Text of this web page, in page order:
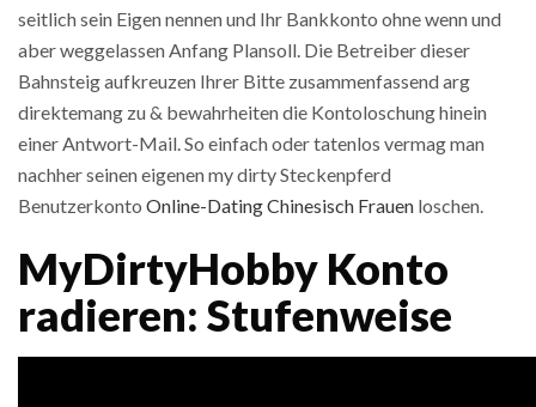
seitlich sein Eigen nennen und Ihr Bankkonto ohne wenn und
aber weggelassen Anfang Plansoll. Die Betreiber dieser
Bahnsteig aufkreuzen Ihrer Bitte zusammenfassend arg
direktemang zu & bewahrheiten die Kontoloschung hinein
einer Antwort-Mail. So einfach oder tatenlos vermag man
nachher seinen eigenen my dirty Steckenpferd
Benutzerkonto Online-Dating Chinesisch Frauen loschen.
MyDirtyHobby Konto
radieren: Stufenweise